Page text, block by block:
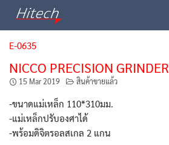
E-0635
NICCO PRECISION GRINDER
15 Mar 2019 สินค้าขายแล้ว
-ขนาดแม่เหล็ก 110*310มม.
-แม่เหล็กปรับองศาได้
-พร้อมดิจิตรอลสเกล 2 แกน